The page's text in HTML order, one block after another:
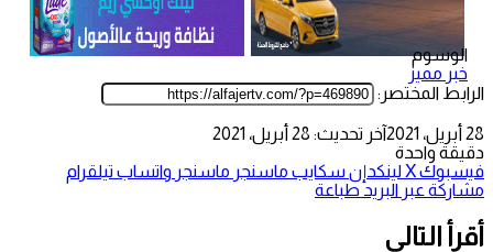
الوسوم
خبر مميز
الرابط المختصر:
28 أبريل، 2021
آخر تحديث: 28 أبريل، 2021
دقيقة واحدة
فيسبوك‫Xلينكدإن سكايب ماسنجر ماسنجر واتساب تيلقرام
مشاركة عبر البريد طباعة
أقرأ التالي